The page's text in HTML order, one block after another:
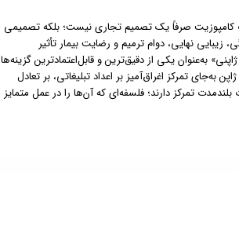
کامپوزیت صرفاً یک تصمیم تجاری نیست؛ بلکه تصمیمی
زیبایی نهایی، دوام ترمیم و رضایت بیمار تأثیر
به‌عنوان یکی از دقیق‌ترین و قابل‌اعتمادترین گزینه‌ها
تمرکز اغراق‌آمیز بر اعداد تبلیغاتی، بر تعادل
تمرکز دارند؛ فلسفه‌ای که آن‌ها را در عمل متمایز